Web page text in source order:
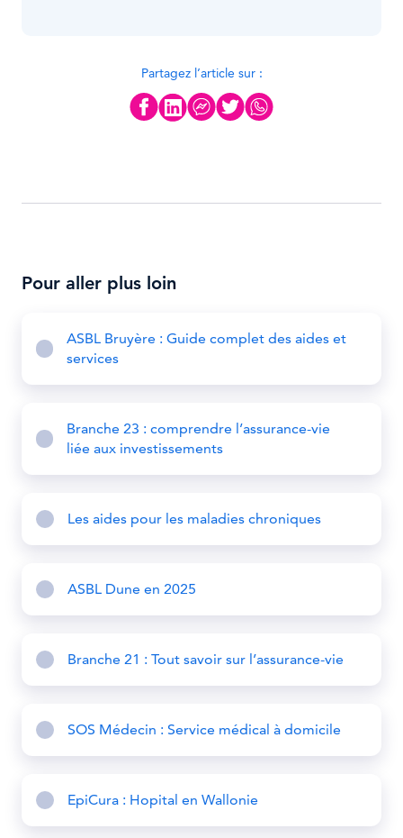
Partagez l’article sur :
Pour aller plus loin
ASBL Bruyère : Guide complet des aides et
services
Branche 23 : comprendre l’assurance-vie
liée aux investissements
Les aides pour les maladies chroniques
ASBL Dune en 2025
Branche 21 : Tout savoir sur l’assurance-vie
SOS Médecin : Service médical à domicile
EpiCura : Hopital en Wallonie